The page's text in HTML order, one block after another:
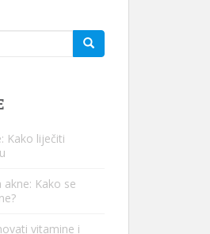
Kako liječiti
Kako se
vitamine i